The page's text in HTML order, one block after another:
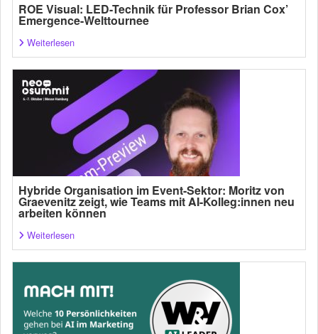
ROE Visual: LED-Technik für Professor Brian Cox’
Emergence-Welttournee
Weiterlesen
Hybride Organisation im Event-Sektor: Moritz von
Graevenitz zeigt, wie Teams mit AI-Kolleg:innen neu
arbeiten können
Weiterlesen